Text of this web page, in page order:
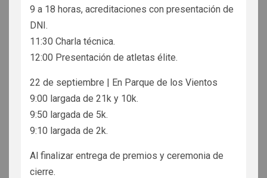
9 a 18 horas, acreditaciones con presentación de
DNI.
11:30 Charla técnica.
12:00 Presentación de atletas élite.
22 de septiembre | En Parque de los Vientos
9:00 largada de 21k y 10k.
9:50 largada de 5k.
9:10 largada de 2k.
Al finalizar entrega de premios y ceremonia de
cierre.